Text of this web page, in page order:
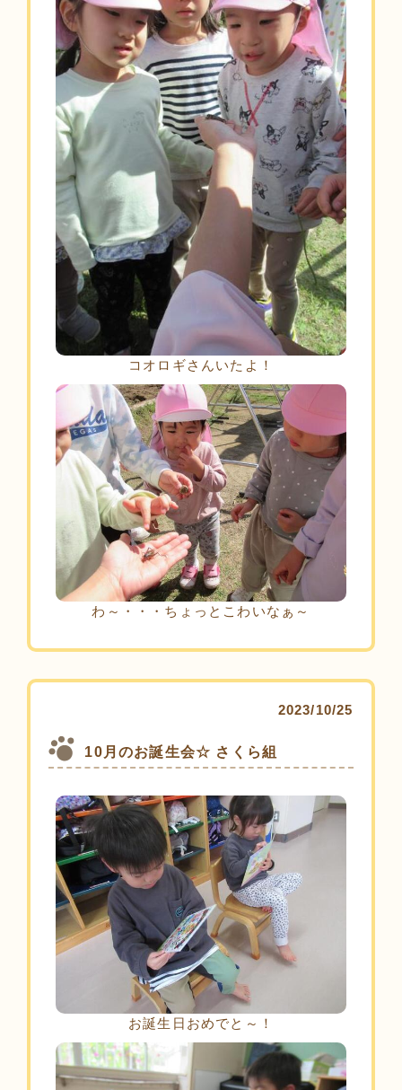
コオロギさんいたよ！
わ～・・・ちょっとこわいなぁ～
2023/10/25
10月のお誕生会☆ さくら組
お誕生日おめでと～！